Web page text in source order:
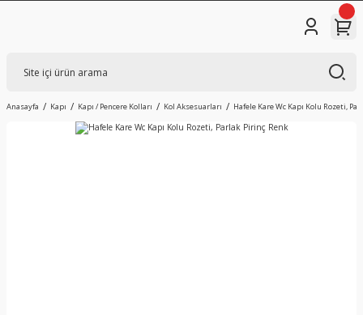
Anasayfa Kapı Kapı / Pencere Kolları Kol Aksesuarları Hafele Kare Wc Kapı Kolu Rozeti,